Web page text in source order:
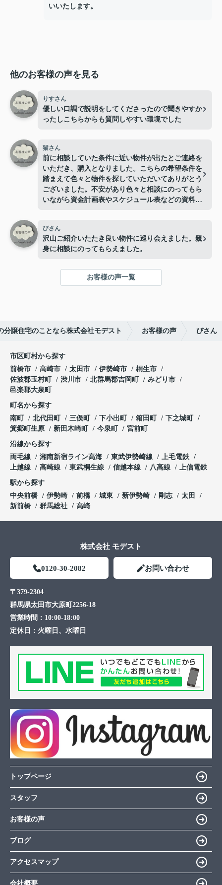
いいたします。
他のお客様の声を見る
りすさん
優しい口調で説明をしてくださったので聞きやすか
ったしこちらからも質問しやすい環境でした
猫さん
前に相談していた条件に近い物件が出たとご連絡を
いただき、購入となりました。こちらの希望条件を
踏まえて色々と物件を探していただいてありがとう
ございました。不安があり色々と相談にのってもら
いながら資金計画表やスケジュール表などの資料を
ぴさん
沢山ご紹介いたたき良い物件に巡り会えました。親
身に相談にのってもらえました。
お客様の声一覧
分譲住宅のことなら株式会社モデスト お客様の声 ぴさん
市区町村から探す
前橋市
高崎市 太田市 伊勢崎市
桐生市
佐波郡玉村町
渋川市 北群馬郡吉岡町
みどり市
邑楽郡大泉町
町名から探す
南町
北代田町 三俣町 下小出町 箱田町
下之城町
箕郷町生原
新田木崎町 今泉町 宮前町
沿線から探す
両毛線
湘南新宿ライン高海 東武伊勢崎線
上毛電鉄
上越線
高崎線 東武桐生線 信越本線 八高線 上信電鉄
駅から探す
中央前橋
伊勢崎 前橋 城東 新伊勢崎 剛志
太田
新前橋
群馬総社 高崎
株式会社 モデスト
0120-30-2082 お問い合わせ
〒379-2304
群馬県太田市大原町2256-18
営業時間： 10:00-18:00
定休日： 火曜日、水曜日
トップページ
スタッフ
お客様の声
ブログ
アクセスマップ
会社概要